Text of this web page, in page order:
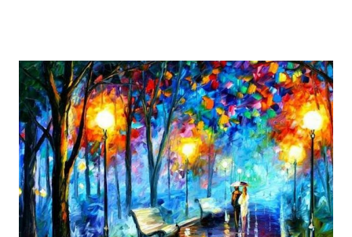
memiliki spesifikasi berbeda sesuai jenisnya. Berikut peralatan
menggambar bentuk: 1. Kertas Gambar Kegiatan menggambar
membutuhkan kertas yang baik agar proses pembuatan gambar lebih
nyaman dan maksimal. Bahan kertas yang baik salah satu syaratnya
adalah tidak mudah sobek, mengingat menggambar merupakan
proses menggores dan menghapus. Kertas adalah bahan yang paling
ideal digunakan untuk menggambar. Dalam menggambar
menggunakan pen...